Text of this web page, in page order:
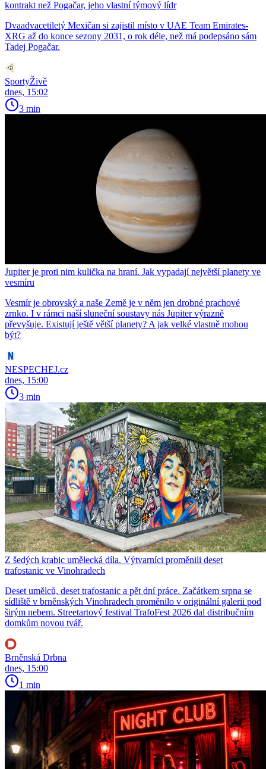
kontrakt než Pogačar, jeho vlastní týmový lídr
Dvaadvacetiletý Mexičan si zajistil místo v UAE Team Emirates-
XRG až do konce sezony 2031, o rok déle, než má podepsáno sám
Tadej Pogačar.
SportyŽivě
dnes, 15:02
3 min
Jupiter je proti nim kulička na hraní. Jak vypadají největší planety ve
vesmíru
Vesmír je obrovský a naše Země je v něm jen drobné prachové
zrnko. I v rámci naší sluneční soustavy nás Jupiter výrazně
převyšuje. Existují ještě větší planety? A jak velké vlastně mohou
být?
NESPECHEJ.cz
dnes, 15:00
3 min
Z šedých krabic umělecká díla. Výtvarníci proměnili deset
trafostanic ve Vinohradech
Deset umělců, deset trafostanic a pět dní práce. Začátkem srpna se
sídliště v brněnských Vinohradech proměnilo v originální galerii pod
širým nebem. Streetartový festival TrafoFest 2026 dal distribučním
domkům novou tvář.
Brněnská Drbna
dnes, 15:00
1 min